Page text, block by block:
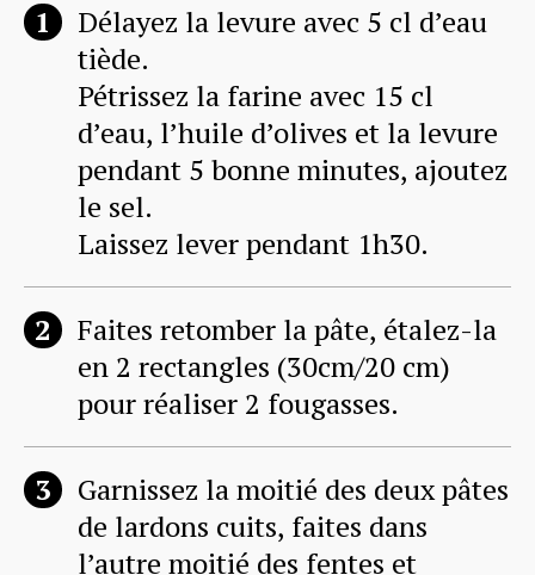
Délayez la levure avec 5 cl d’eau
tiède.
Pétrissez la farine avec 15 cl
d’eau, l’huile d’olives et la levure
pendant 5 bonne minutes, ajoutez
le sel.
Laissez lever pendant 1h30.
Faites retomber la pâte, étalez-la
en 2 rectangles (30cm/20 cm)
pour réaliser 2 fougasses.
Garnissez la moitié des deux pâtes
de lardons cuits, faites dans
l’autre moitié des fentes et